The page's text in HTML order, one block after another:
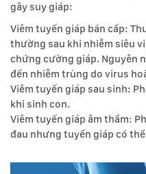
gây suy giáp:
Viêm tuyến giáp bán cấp:
thường sau khi nhiễm siêu
chứng cường giáp. Nguyên
đến nhiễm trùng do virus
Viêm tuyến giáp sau sinh:
khi sinh con.
Viêm tuyến giáp âm thầm:
đau nhưng tuyến giáp có